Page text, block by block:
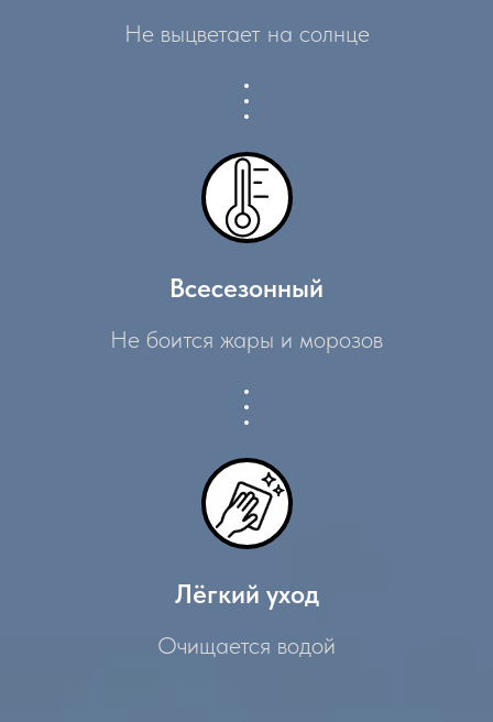
Не выцветает на солнце
Всесезонный
Не боится жары и морозов
Лёгкий уход
Очищается водой